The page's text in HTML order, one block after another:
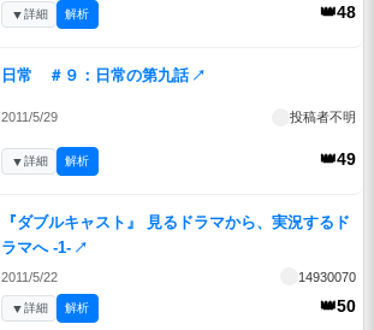
👑48
▼詳細 解析
日常 ＃９：日常の第九話 ↗
2011/5/29 投稿者不明
👑49
▼詳細 解析
『ダブルキャスト』 見るドラマから、実況するド
ラマへ -1- ↗
2011/5/22 14930070
👑50
▼詳細 解析